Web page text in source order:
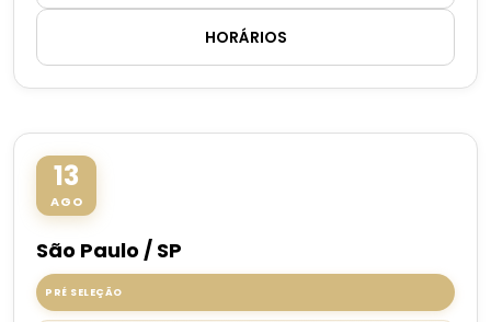
HORÁRIOS
13
AGO
São Paulo / SP
PRÉ SELEÇÃO